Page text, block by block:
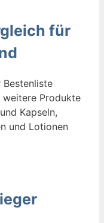
für
Bestenliste
weitere Produkte
Kapseln,
und Lotionen